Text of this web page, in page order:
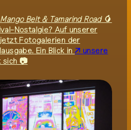
home
Belt & Tamarind Road🥭
Nostalgie? Auf unserer
Fotogalerien der
Ein Blick in
unsere
sich 📷